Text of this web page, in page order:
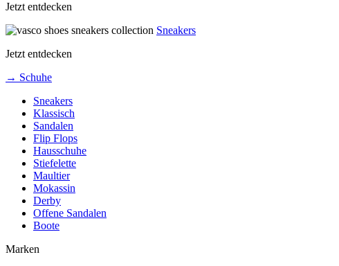
Jetzt entdecken
Sneakers
Jetzt entdecken
→ Schuhe
Sneakers
Klassisch
Sandalen
Flip Flops
Hausschuhe
Stiefelette
Maultier
Mokassin
Derby
Offene Sandalen
Boote
Marken